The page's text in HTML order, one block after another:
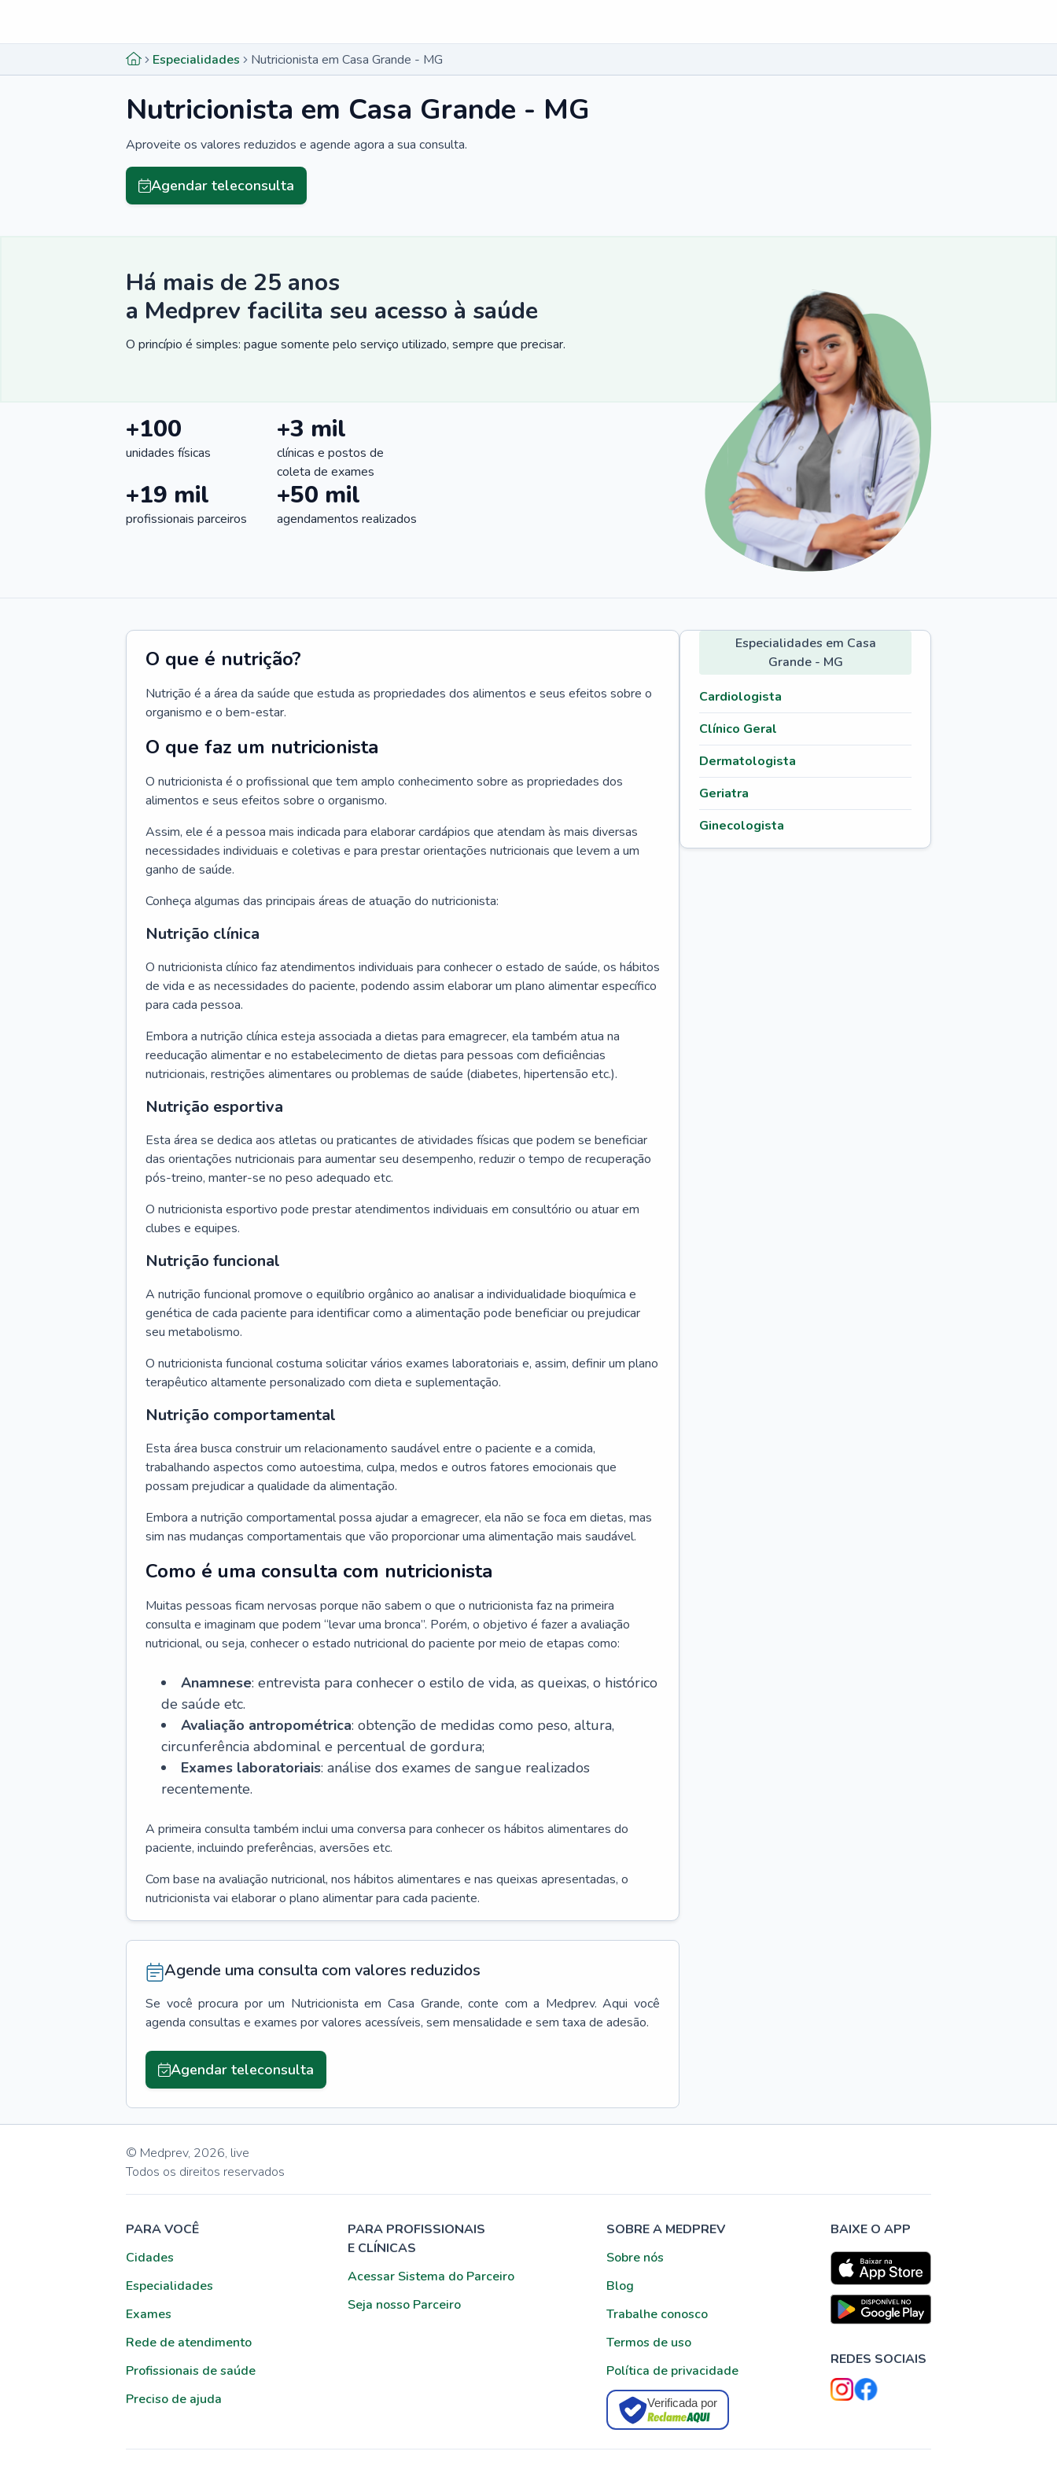
Especialidades Nutricionista em Casa Grande - MG
Nutricionista em Casa Grande - MG
Aproveite os valores reduzidos e agende agora a sua consulta.
Agendar teleconsulta
Há mais de 25 anos
a Medprev facilita seu acesso à saúde
O princípio é simples: pague somente pelo serviço utilizado, sempre que precisar.
+100
unidades físicas
+3 mil
clínicas e postos de
coleta de exames
+19 mil
profissionais parceiros
+50 mil
agendamentos realizados
O que é nutrição?
Nutrição é a área da saúde que estuda as propriedades dos alimentos e seus efeitos sobre o
organismo e o bem-estar.
O que faz um nutricionista
O nutricionista é o profissional que tem amplo conhecimento sobre as propriedades dos
alimentos e seus efeitos sobre o organismo.
Assim, ele é a pessoa mais indicada para elaborar cardápios que atendam às mais diversas
necessidades individuais e coletivas e para prestar orientações nutricionais que levem a um
ganho de saúde.
Conheça algumas das principais áreas de atuação do nutricionista:
Nutrição clínica
O nutricionista clínico faz atendimentos individuais para conhecer o estado de saúde, os hábitos
de vida e as necessidades do paciente, podendo assim elaborar um plano alimentar específico
para cada pessoa.
Embora a nutrição clínica esteja associada a dietas para emagrecer, ela também atua na
reeducação alimentar e no estabelecimento de dietas para pessoas com deficiências
nutricionais, restrições alimentares ou problemas de saúde (diabetes, hipertensão etc.).
Nutrição esportiva
Esta área se dedica aos atletas ou praticantes de atividades físicas que podem se beneficiar
das orientações nutricionais para aumentar seu desempenho, reduzir o tempo de recuperação
pós-treino, manter-se no peso adequado etc.
O nutricionista esportivo pode prestar atendimentos individuais em consultório ou atuar em
clubes e equipes.
Nutrição funcional
A nutrição funcional promove o equilíbrio orgânico ao analisar a individualidade bioquímica e
genética de cada paciente para identificar como a alimentação pode beneficiar ou prejudicar
seu metabolismo.
O nutricionista funcional costuma solicitar vários exames laboratoriais e, assim, definir um plano
terapêutico altamente personalizado com dieta e suplementação.
Nutrição comportamental
Esta área busca construir um relacionamento saudável entre o paciente e a comida,
trabalhando aspectos como autoestima, culpa, medos e outros fatores emocionais que
possam prejudicar a qualidade da alimentação.
Embora a nutrição comportamental possa ajudar a emagrecer, ela não se foca em dietas, mas
sim nas mudanças comportamentais que vão proporcionar uma alimentação mais saudável.
Como é uma consulta com nutricionista
Muitas pessoas ficam nervosas porque não sabem o que o nutricionista faz na primeira
consulta e imaginam que podem “levar uma bronca”. Porém, o objetivo é fazer a avaliação
nutricional, ou seja, conhecer o estado nutricional do paciente por meio de etapas como:
Anamnese: entrevista para conhecer o estilo de vida, as queixas, o histórico
de saúde etc.
Avaliação antropométrica: obtenção de medidas como peso, altura,
circunferência abdominal e percentual de gordura;
Exames laboratoriais: análise dos exames de sangue realizados
recentemente.
A primeira consulta também inclui uma conversa para conhecer os hábitos alimentares do
paciente, incluindo preferências, aversões etc.
Com base na avaliação nutricional, nos hábitos alimentares e nas queixas apresentadas, o
nutricionista vai elaborar o plano alimentar para cada paciente.
Agende uma consulta com valores reduzidos
Se você procura por um Nutricionista em Casa Grande, conte com a Medprev. Aqui você
agenda consultas e exames por valores acessíveis, sem mensalidade e sem taxa de adesão.
Agendar teleconsulta
Especialidades em Casa
Grande - MG
Cardiologista
Clínico Geral
Dermatologista
Geriatra
Ginecologista
© Medprev, 2026, live
Todos os direitos reservados
PARA VOCÊ
Cidades
Especialidades
Exames
Rede de atendimento
Profissionais de saúde
Preciso de ajuda
PARA PROFISSIONAIS
E CLÍNICAS
Acessar Sistema do Parceiro
Seja nosso Parceiro
SOBRE A MEDPREV
Sobre nós
Blog
Trabalhe conosco
Termos de uso
Política de privacidade
Verificada por
BAIXE O APP
REDES SOCIAIS